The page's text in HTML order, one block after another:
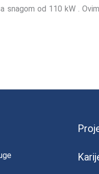
od 110 kW .